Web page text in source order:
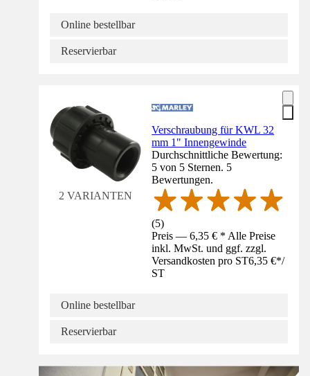
Online bestellbar
Reservierbar
2 VARIANTEN
Verschraubung für KWL 32
mm 1" Innengewinde
Durchschnittliche Bewertung:
5 von 5 Sternen. 5
Bewertungen.
(5)
Preis — 6,35 € * Alle Preise
inkl. MwSt. und ggf. zzgl.
Versandkosten pro ST6,35 €*/
ST
Online bestellbar
Reservierbar